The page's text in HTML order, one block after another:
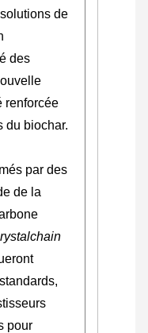
de
des
renforcée
du biochar.
par des
de la
pour